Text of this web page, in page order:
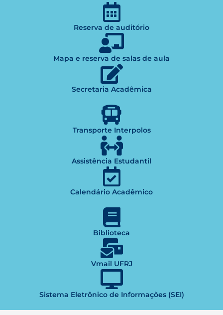
Reserva de auditório
Mapa e reserva de salas de aula
Secretaria Acadêmica
Transporte Interpolos
Assistência Estudantil
Calendário Acadêmico
Biblioteca
Vmail UFRJ
Sistema Eletrônico de Informações (SEI)